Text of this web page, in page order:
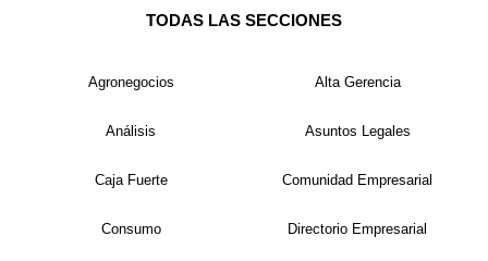
TODAS LAS SECCIONES
Agronegocios Alta Gerencia
Análisis Asuntos Legales
Caja Fuerte Comunidad Empresarial
Consumo Directorio Empresarial